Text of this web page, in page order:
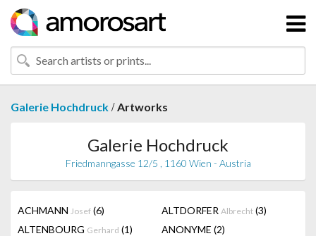
Galerie Hochdruck /Artworks
Galerie Hochdruck
Friedmanngasse 12/5 , 1160 Wien - Austria
ACHMANN Josef (6) ALTDORFER Albrecht (3)
ALTENBOURG Gerhard (1) ANONYME (2)